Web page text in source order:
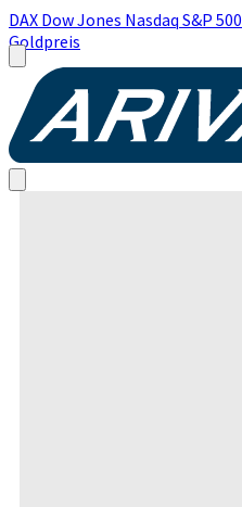
DAX Dow Jones Nasdaq S&P 500
Goldpreis